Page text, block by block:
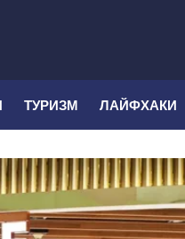
ТУРИЗМ ЛАЙФХАКИ